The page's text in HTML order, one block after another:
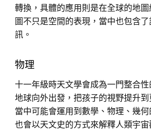
轉換，具體的應用則是在全球的地
圖不只是空間的表現，當中也包含
訊。
物理
十一年級時天文學會成為一門整合
地球向外出發，把孩子的視野提升到
當中可能會運用到數學、物理、幾何
也會以天文史的方式來解釋人類宇